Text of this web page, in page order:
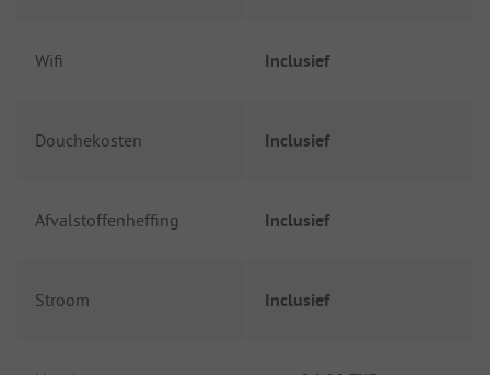
Wifi Inclusief
Douchekosten Inclusief
Afvalstoffenheffing Inclusief
Stroom Inclusief